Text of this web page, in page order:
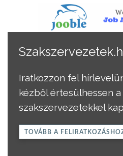
Iratkozzon fel
kézből értesülhessen a
szakszervezetekkel
TOVÁBB A